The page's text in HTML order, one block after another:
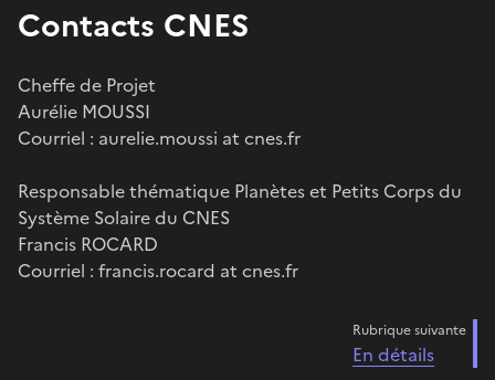
Contacts CNES
Cheffe de Projet
Aurélie MOUSSI
Courriel : aurelie.moussi at cnes.fr
Responsable thématique Planètes et Petits Corps du
Système Solaire du CNES
Francis ROCARD
Courriel : francis.rocard at cnes.fr
Rubrique suivante
En détails